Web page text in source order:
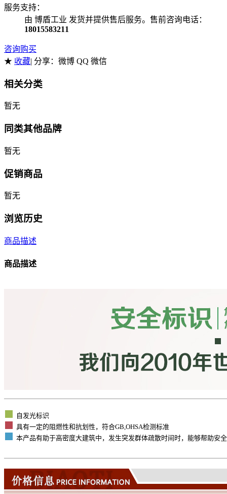
服务支持：
由 博盾工业 发货并提供售后服务。售前咨询电话：
18015583211
咨询购买
★ 收藏| 分享： 微博 QQ 微信
相关分类
暂无
同类其他品牌
暂无
促销商品
暂无
浏览历史
商品描述
商品描述
自发光标识
具有一定的阻燃性和抗划性，符合GB,OHSA检测标准
本产品有助于高密度大建筑中，发生突发群体疏散时间时，能够帮助安